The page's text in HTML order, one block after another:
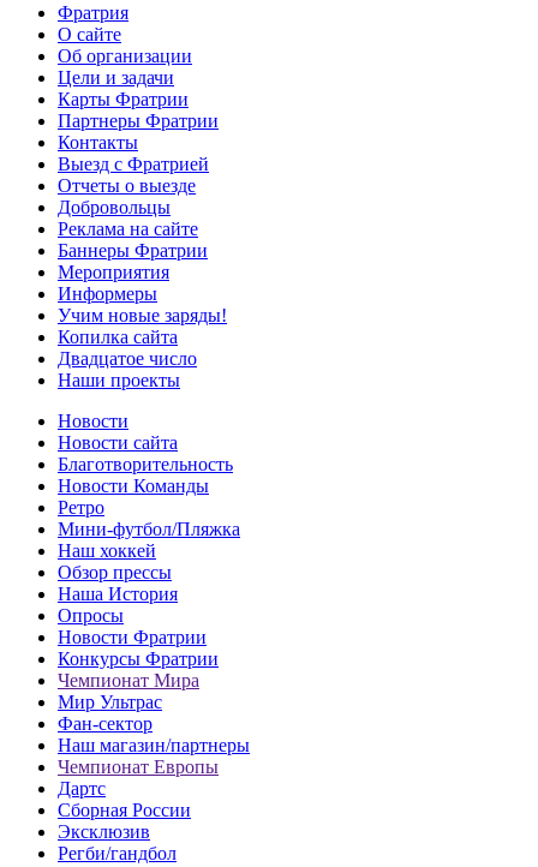
Фратрия
О сайте
Об организации
Цели и задачи
Карты Фратрии
Партнеры Фратрии
Контакты
Выезд с Фратрией
Отчеты о выезде
Добровольцы
Реклама на сайте
Баннеры Фратрии
Мероприятия
Информеры
Учим новые заряды!
Копилка сайта
Двадцатое число
Наши проекты
Новости
Новости сайта
Благотворительность
Новости Команды
Ретро
Мини-футбол/Пляжка
Наш хоккей
Обзор прессы
Наша История
Опросы
Новости Фратрии
Конкурсы Фратрии
Чемпионат Мира
Мир Ультрас
Фан-cектор
Наш магазин/партнеры
Чемпионат Европы
Дартс
Сборная России
Эксклюзив
Регби/гандбол